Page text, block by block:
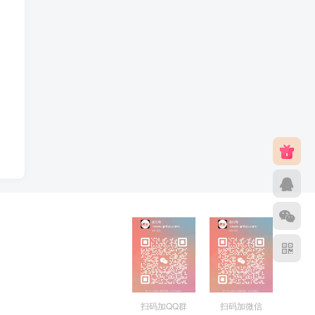
扫码加QQ群 扫码加微信